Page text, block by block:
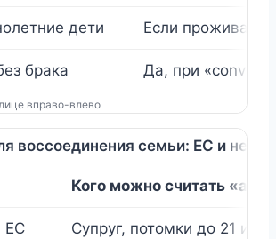
дети Если проживают
брака Да, при
вправо-влево
воссоединения семьи: ЕС и не-ЕС
Кого можно считать «a
ЕС Супруг, потомки до 21 или